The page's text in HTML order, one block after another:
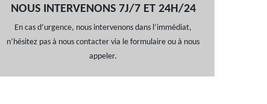
NOUS INTERVENONS 7J/7 ET 24H/24
En cas d’urgence, nous intervenons dans l’immédiat,
n’hésitez pas à nous contacter via le formulaire ou à nous
appeler.